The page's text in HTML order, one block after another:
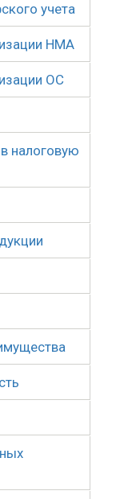
учета
НМА
ОС
налоговую